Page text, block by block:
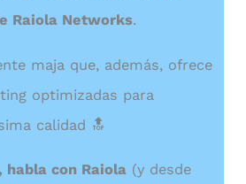
Raiola Networks.
maja que, además, ofrece
optimizadas para
calidad 🔝
habla con Raiola (y desde